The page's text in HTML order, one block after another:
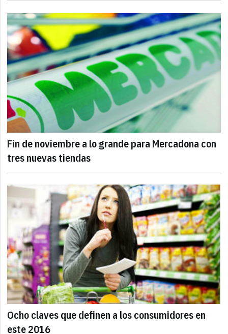
Fin de noviembre a lo grande para Mercadona con
tres nuevas tiendas
Ocho claves que definen a los consumidores en
este 2016